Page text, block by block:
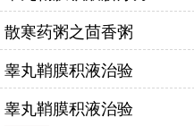
散寒药粥之茴香粥
睾丸鞘膜积液治验
睾丸鞘膜积液治验